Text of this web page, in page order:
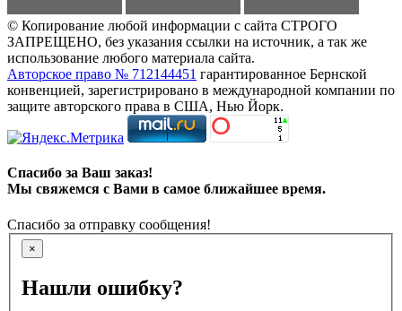
© Копирование любой информации с сайта СТРОГО
ЗАПРЕЩЕНО, без указания ссылки на источник, а так же
использование любого материала сайта.
Авторское право № 712144451 гарантированное Бернской
конвенцией, зарегистрировано в международной компании по
защите авторского права в США, Нью Йорк.
Спасибо за Ваш заказ!
Мы свяжемся с Вами в самое ближайшее время.
Спасибо за отправку сообщения!
×
Нашли ошибку?